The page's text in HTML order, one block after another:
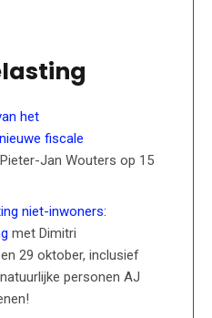
het
fiscale
Jan Wouters op 15
niet-inwoners:
met Dimitri
29 oktober, inclusief
personen AJ